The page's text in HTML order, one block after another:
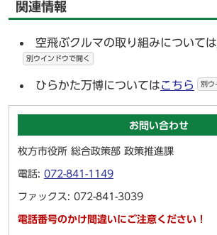
関連情報
空飛ぶクルマの取り組みについては
別ウインドウで開く
ひらかた万博についてはこちら 別ウ
お問い合わせ
枚方市役所 総合政策部 政策推進課
電話: 072-841-1149
ファックス: 072-841-3039
電話番号のかけ間違いにご注意ください！